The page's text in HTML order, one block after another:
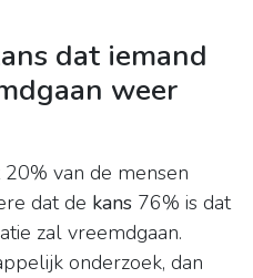
dat iemand
weer
van de mensen
dat de kans 76% is dat
zal vreemdgaan.
onderzoek, dan